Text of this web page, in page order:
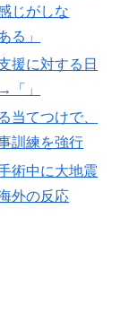
対する日本人
員が韓国人団
」
うwww
井寺眞、衝撃
点に絡む活躍
じがしな
る」
援に対する日
「」
当てつけで、
訓練を強行
術中に大地震
外の反応